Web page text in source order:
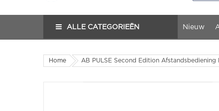
ALLE CATEGORIEËN Nieuw
Home AB PULSE Second Edition